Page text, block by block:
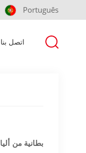
Português
اتصل بنا
بطانية من